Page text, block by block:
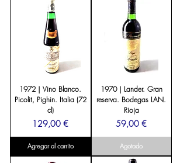
alcance la selección más amplia de vinos
premium de colección procedentes de las
bodegas y denominaciones de origen más
prestigiosas de España.
Somos la referencia para quienes buscan un
vino antiguo auténtico, ya sea para ampliar
su colección personal o para sorprender con
un regalo único e inolvidable. Nuestro
catálogo incluye vinos de añadas históricas,
botellas raras y auténticos tesoros vinícolas
como los vinos del año de nacimiento,
perfectos para celebrar cumpleaños,
1972 | Vino Blanco.
Picolit, Pighin. Italia (72
cl)
Precio
129,00 €
Agregar al carrito
1970 | Lander. Gran
reserva. Bodegas LAN.
Rioja
Precio
59,00 €
Agotado